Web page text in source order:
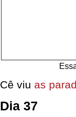
Cê viu as
Dia 37